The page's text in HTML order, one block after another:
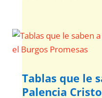
Tablas que le
Palencia